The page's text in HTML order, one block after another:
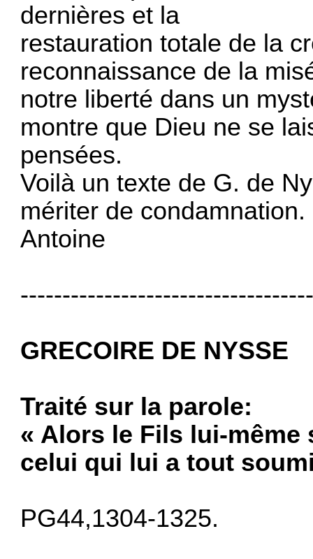
dernières et la
restauration totale de la
reconnaissance de la
notre liberté dans un
montre que Dieu ne se
pensées.
Voilà un texte de G. de
mériter de condamnation.
Antoine
GRECOIRE DE NYSSE
Traité sur la parole:
« Alors le Fils lui-même
celui qui lui a tout
PG44,1304-1325.